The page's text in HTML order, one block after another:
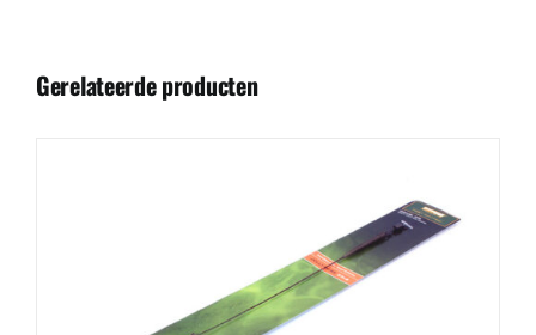
Gerelateerde producten